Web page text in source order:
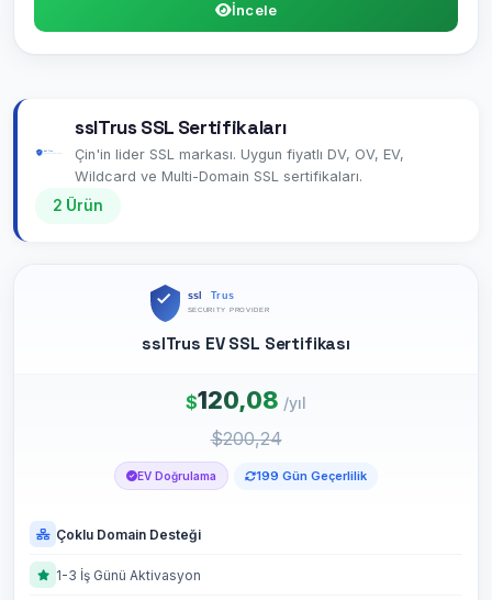
İncele
sslTrus SSL Sertifikaları
Çin'in lider SSL markası. Uygun fiyatlı DV, OV, EV,
Wildcard ve Multi-Domain SSL sertifikaları.
2 Ürün
sslTrus EV SSL Sertifikası
$120,08 /yıl
$200,24
EV Doğrulama 199 Gün Geçerlilik
Çoklu Domain Desteği
1-3 İş Günü Aktivasyon